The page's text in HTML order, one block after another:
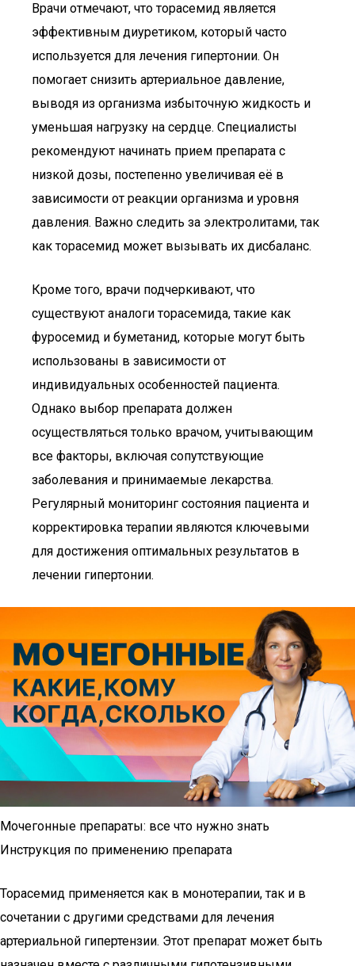
Врачи отмечают, что торасемид является
эффективным диуретиком, который часто
используется для лечения гипертонии. Он
помогает снизить артериальное давление,
выводя из организма избыточную жидкость и
уменьшая нагрузку на сердце. Специалисты
рекомендуют начинать прием препарата с
низкой дозы, постепенно увеличивая её в
зависимости от реакции организма и уровня
давления. Важно следить за электролитами, так
как торасемид может вызывать их дисбаланс.
Кроме того, врачи подчеркивают, что
существуют аналоги торасемида, такие как
фуросемид и буметанид, которые могут быть
использованы в зависимости от
индивидуальных особенностей пациента.
Однако выбор препарата должен
осуществляться только врачом, учитывающим
все факторы, включая сопутствующие
заболевания и принимаемые лекарства.
Регулярный мониторинг состояния пациента и
корректировка терапии являются ключевыми
для достижения оптимальных результатов в
лечении гипертонии.
Мочегонные препараты: все что нужно знать
Инструкция по применению препарата
Торасемид применяется как в монотерапии, так и в
сочетании с другими средствами для лечения
артериальной гипертензии. Этот препарат может быть